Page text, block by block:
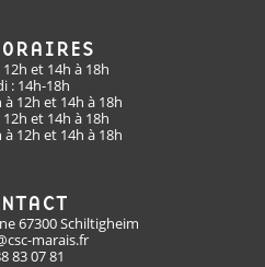
et 14h à 18h
: 14h-18h
12h et 14h à 18h
et 14h à 18h
12h et 14h à 18h
67300 Schiltigheim
marais.fr
83 07 81